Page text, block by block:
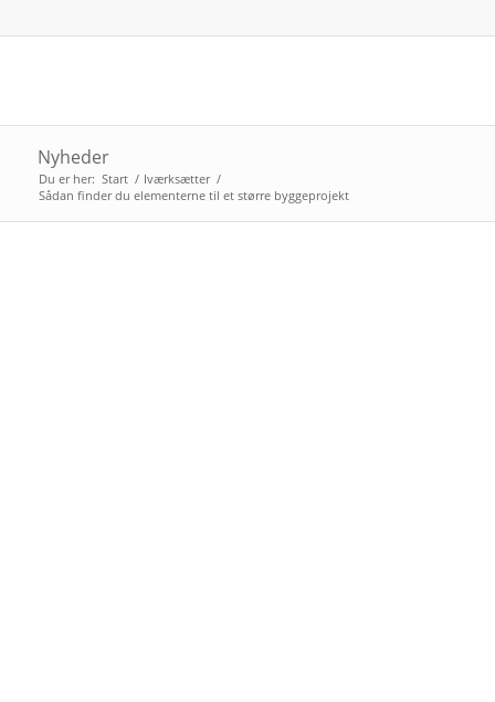
Nyheder
Du er her: Start / Iværksætter /
Sådan finder du elementerne til et større byggeprojekt